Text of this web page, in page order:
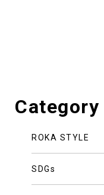
Category
ROKA STYLE
SDGs